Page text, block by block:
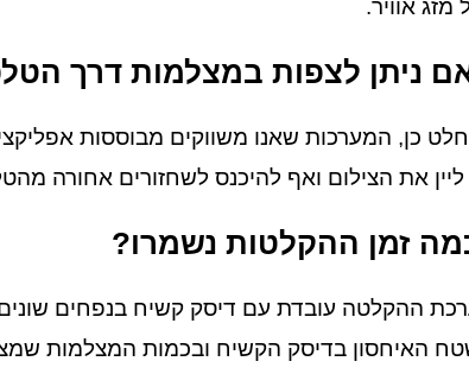
מזג אוויר.
ניתן לצפות במצלמות דרך
כן, המערכות שאנו משווקים מבוססות
ליין את הצילום ואף להיכנס לשחזורים אחורה
זמן ההקלטות נשמרו?